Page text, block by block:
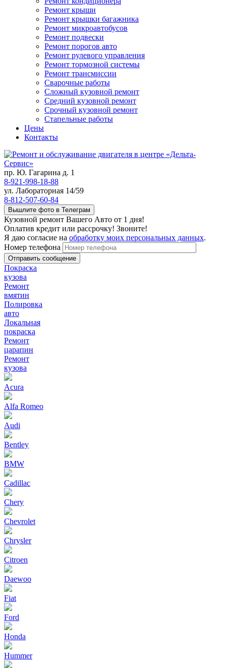
Ремонт крыши
Ремонт крышки багажника
Ремонт микроавтобусов
Ремонт подвески
Ремонт порогов авто
Ремонт рулевого управления
Ремонт тормозной системы
Ремонт трансмиссии
Сварочные работы
Сложный кузовной ремонт
Средний кузовной ремонт
Срочный кузовной ремонт
Стапельные работы
Цены
Контакты
пр. Ю. Гагарина д. 1
8-921-998-18-88
ул. Лабораторная 14/59
8-812-507-60-84
Вышлите фото в Телеграм
Кузовной ремонт Вашего Авто от 1 дня!
Оплатив кредит или рассрочку! Звоните!
Я даю согласие на обработку моих персональных данных.
Номер телефона
Покраска
кузова
Ремонт
вмятин
Полировка
авто
Локальная
покраска
Ремонт
царапин
Ремонт
кузова
Acura
Alfa Romeo
Audi
Bentley
BMW
Cadillac
Chery
Chevrolet
Chrysler
Citroen
Daewoo
Fiat
Ford
Honda
Hummer